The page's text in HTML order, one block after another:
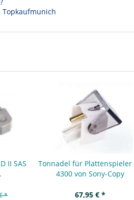
Topkaufmunich
II SAS
*
Tonnadel für Plattenspieler
4300 von Sony-Copy
67,95 € *